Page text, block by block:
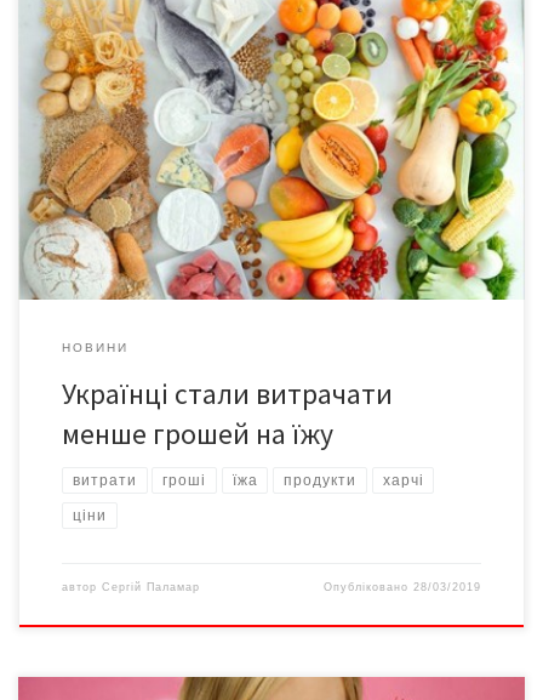
За 2018 рік люди залишили в магазинах 2,4 трлн грн. Більше
третини цих грошей пішло на їжу та безалкогольні напої –
40,9% сімейних бюджетів або 994 млрд грн у фактичних цінах,
повідомляє Державна служба статистики. Для порівняння,
продуктова частка 2017 році склала 41,3% (817 млрд грн),
пише ubr. Зазначається натомість збільшення […]
НОВИНИ
Українці стали витрачати
менше грошей на їжу
витрати гроші їжа продукти харчі
ціни
автор Сергій Паламар Опубліковано28/03/2019